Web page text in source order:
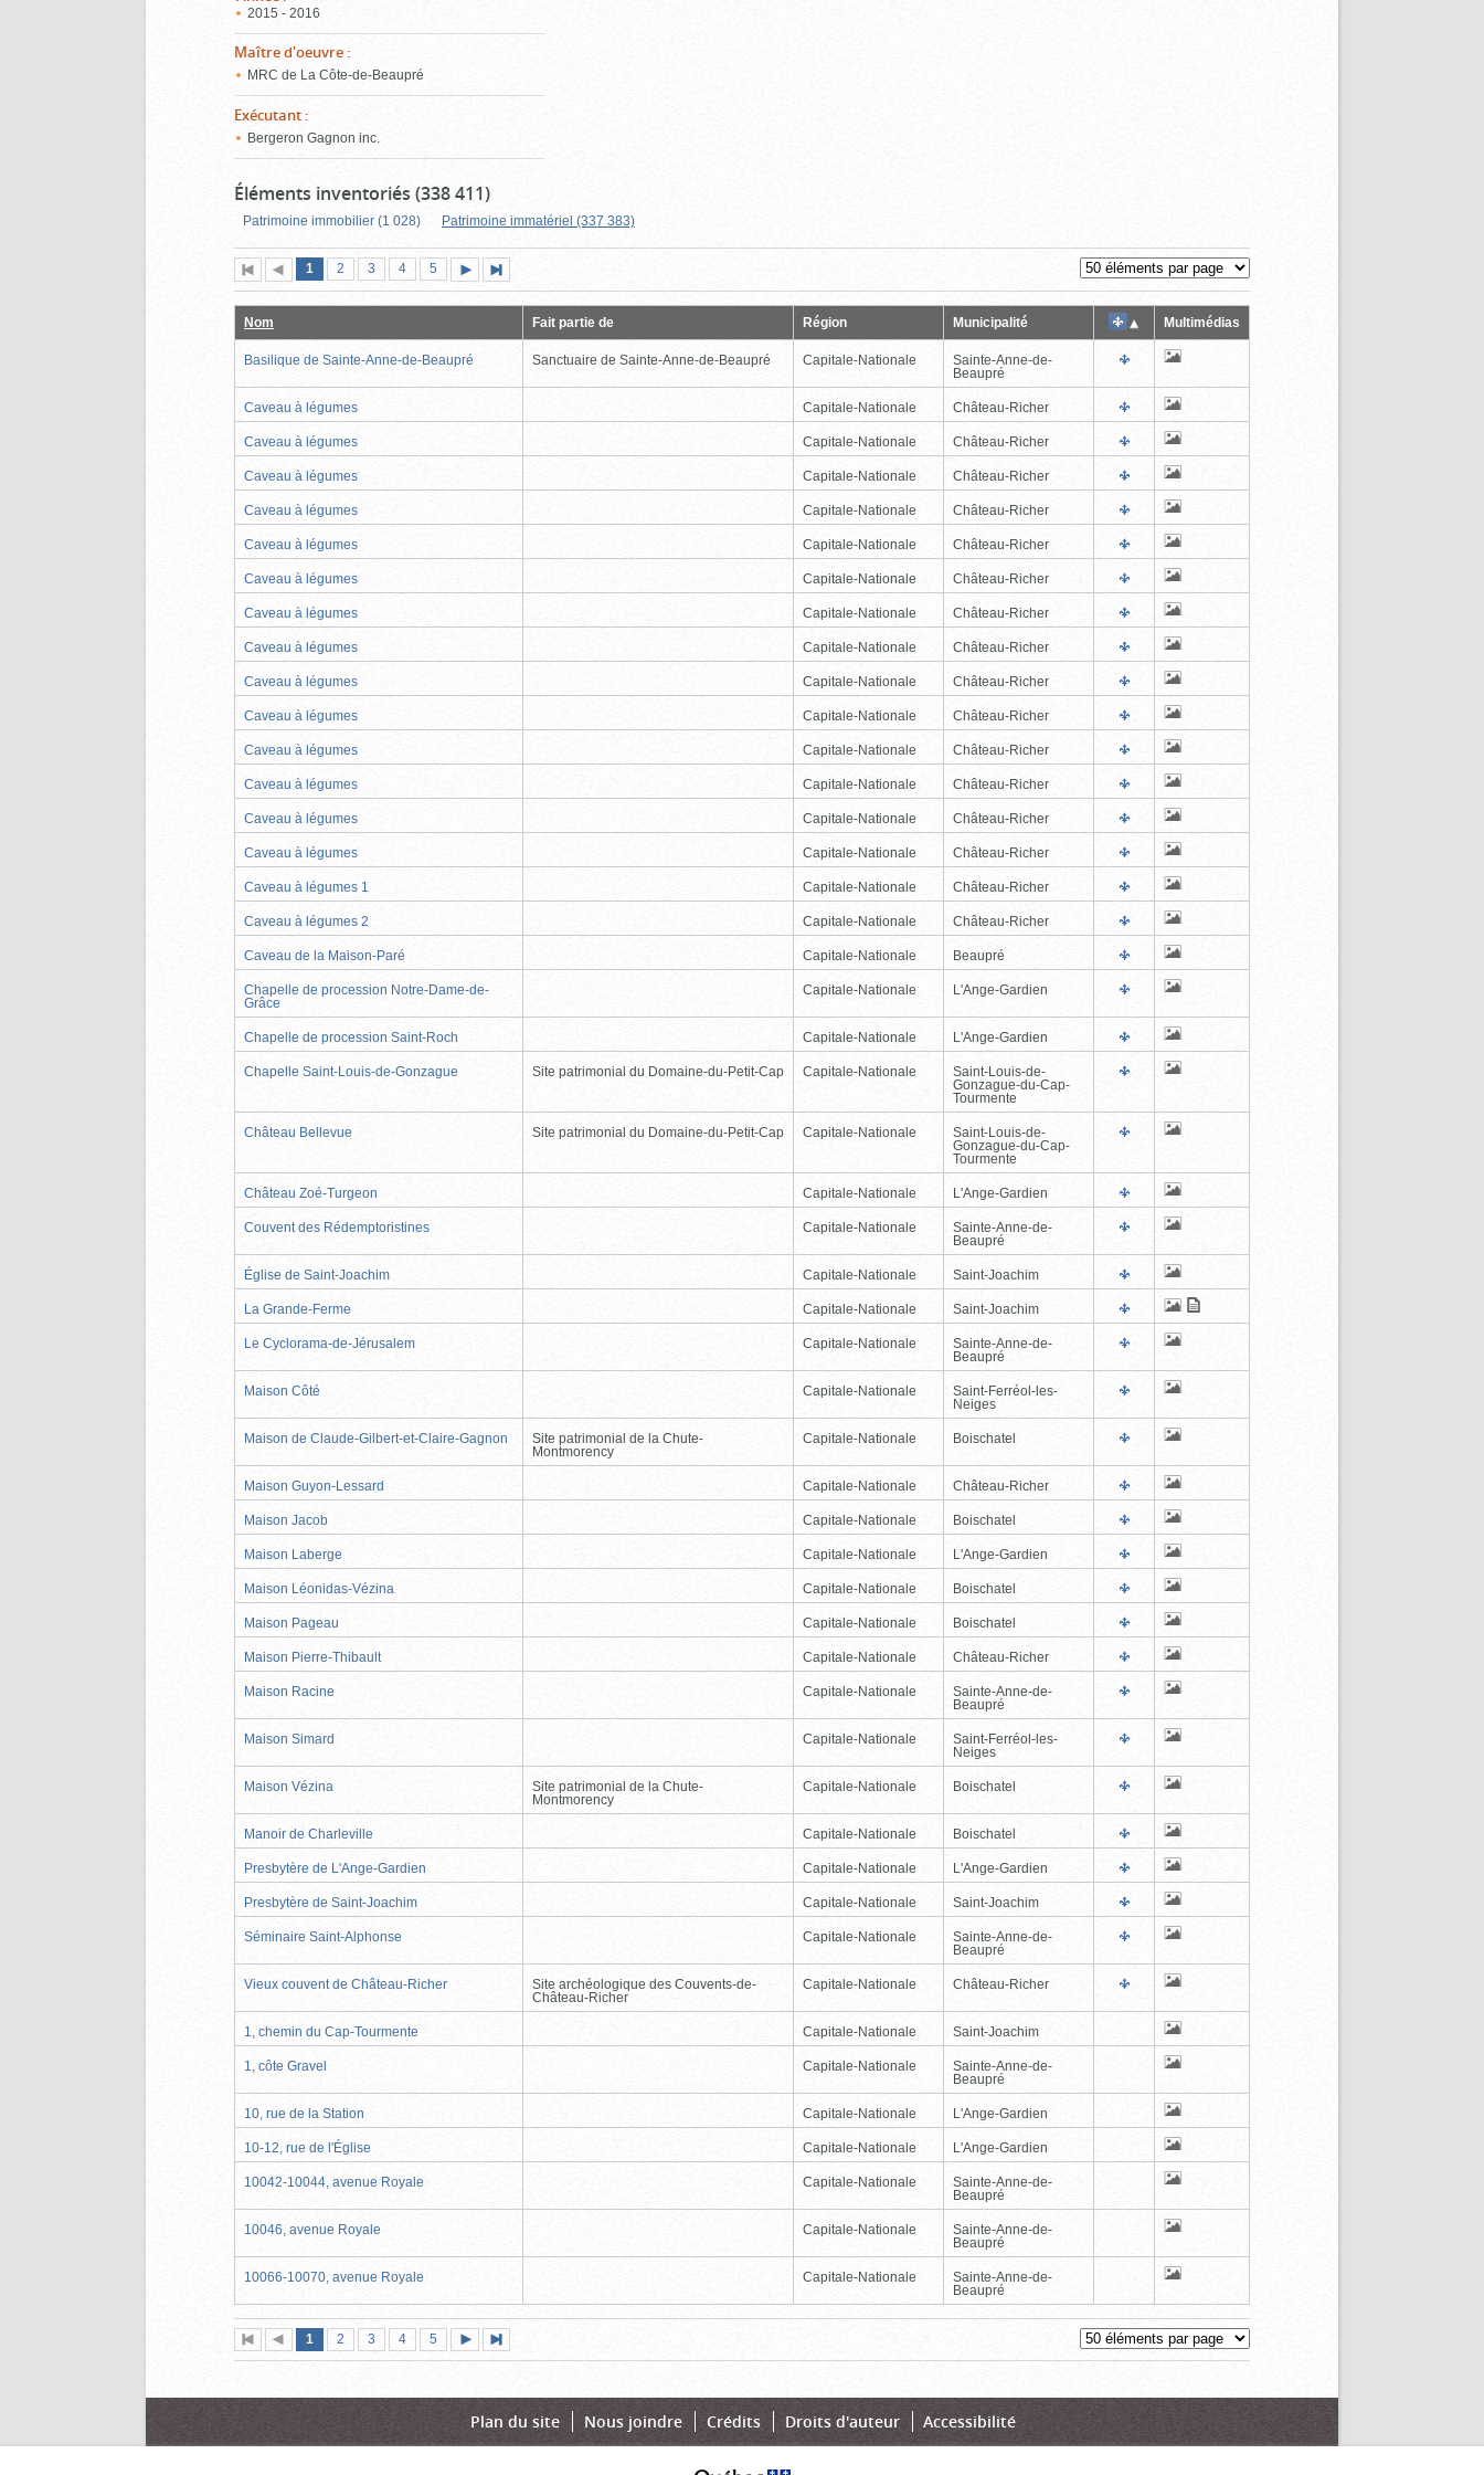
2015 - 2016
Maître d'oeuvre :
MRC de La Côte-de-Beaupré
Exécutant :
Bergeron Gagnon inc.
Éléments inventoriés (338 411)
Patrimoine immobilier (1 028) Patrimoine immatériel (337 383)
Première
page
Page
précédente
Page
1 (page
actuelle)
Page
2 Page
3 Page
4 Page
5
suivante
page
Nom Fait partie de Région Municipalité Multimédias
Basilique de Sainte-Anne-de-Beaupré Sanctuaire de Sainte-Anne-de-Beaupré Capitale-Nationale
Sainte-Anne-de-
Beaupré
Caveau à légumes Capitale-Nationale Château-Richer
Caveau à légumes Capitale-Nationale Château-Richer
Caveau à légumes Capitale-Nationale Château-Richer
Caveau à légumes Capitale-Nationale Château-Richer
Caveau à légumes Capitale-Nationale Château-Richer
Caveau à légumes Capitale-Nationale Château-Richer
Caveau à légumes Capitale-Nationale Château-Richer
Caveau à légumes Capitale-Nationale Château-Richer
Caveau à légumes Capitale-Nationale Château-Richer
Caveau à légumes Capitale-Nationale Château-Richer
Caveau à légumes Capitale-Nationale Château-Richer
Caveau à légumes Capitale-Nationale Château-Richer
Caveau à légumes Capitale-Nationale Château-Richer
Caveau à légumes Capitale-Nationale Château-Richer
Caveau à légumes 1 Capitale-Nationale Château-Richer
Caveau à légumes 2 Capitale-Nationale Château-Richer
Caveau de la Maison-Paré Capitale-Nationale Beaupré
Chapelle de procession Notre-Dame-de-
Grâce
Capitale-Nationale L'Ange-Gardien
Chapelle de procession Saint-Roch Capitale-Nationale L'Ange-Gardien
Chapelle Saint-Louis-de-Gonzague Site patrimonial du Domaine-du-Petit-Cap Capitale-Nationale
Saint-Louis-de-
Gonzague-du-Cap-
Tourmente
Château Bellevue Site patrimonial du Domaine-du-Petit-Cap Capitale-Nationale
Saint-Louis-de-
Gonzague-du-Cap-
Tourmente
Château Zoé-Turgeon Capitale-Nationale L'Ange-Gardien
Couvent des Rédemptoristines Capitale-Nationale
Sainte-Anne-de-
Beaupré
Église de Saint-Joachim Capitale-Nationale Saint-Joachim
La Grande-Ferme Capitale-Nationale Saint-Joachim
Le Cyclorama-de-Jérusalem Capitale-Nationale
Sainte-Anne-de-
Beaupré
Maison Côté Capitale-Nationale
Saint-Ferréol-les-
Neiges
Maison de Claude-Gilbert-et-Claire-Gagnon
Site patrimonial de la Chute-
Montmorency
Capitale-Nationale Boischatel
Maison Guyon-Lessard Capitale-Nationale Château-Richer
Maison Jacob Capitale-Nationale Boischatel
Maison Laberge Capitale-Nationale L'Ange-Gardien
Maison Léonidas-Vézina Capitale-Nationale Boischatel
Maison Pageau Capitale-Nationale Boischatel
Maison Pierre-Thibault Capitale-Nationale Château-Richer
Maison Racine Capitale-Nationale
Sainte-Anne-de-
Beaupré
Maison Simard Capitale-Nationale
Saint-Ferréol-les-
Neiges
Maison Vézina
Site patrimonial de la Chute-
Montmorency
Capitale-Nationale Boischatel
Manoir de Charleville Capitale-Nationale Boischatel
Presbytère de L'Ange-Gardien Capitale-Nationale L'Ange-Gardien
Presbytère de Saint-Joachim Capitale-Nationale Saint-Joachim
Séminaire Saint-Alphonse Capitale-Nationale
Sainte-Anne-de-
Beaupré
Vieux couvent de Château-Richer
Site archéologique des Couvents-de-
Château-Richer
Capitale-Nationale Château-Richer
1, chemin du Cap-Tourmente Capitale-Nationale Saint-Joachim
1, côte Gravel Capitale-Nationale
Sainte-Anne-de-
Beaupré
10, rue de la Station Capitale-Nationale L'Ange-Gardien
10-12, rue de l'Église Capitale-Nationale L'Ange-Gardien
10042-10044, avenue Royale Capitale-Nationale
Sainte-Anne-de-
Beaupré
10046, avenue Royale Capitale-Nationale
Sainte-Anne-de-
Beaupré
10066-10070, avenue Royale Capitale-Nationale
Sainte-Anne-de-
Beaupré
Première
page
Page
précédente
Page
1 (page
actuelle)
Page
2 Page
3 Page
4 Page
5
suivante
page
Plan du site Nous joindre Crédits Droits d'auteur Accessibilité